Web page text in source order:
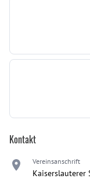
Kontakt
Vereinsanschrift
Kaiserslauterer